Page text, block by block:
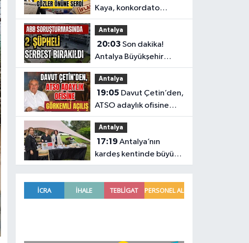
Kaya, konkordato
krizindeki domino
etkisini gözler önüne
serdi
Antalya
20:03
Antalya Büyükşehir
Belediyesi
soruşturmasında 2
şüpheli serbest bırakıldı
Antalya
19:05
ATSO adaylık ofisine
görkemli açılış
Antalya
17:19
kardeş kentinde büyük
tanıtım